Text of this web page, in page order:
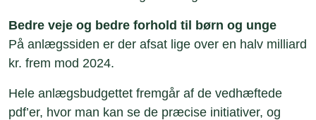
Bedre veje og bedre forhold til børn og unge
På anlægssiden er der afsat lige over en halv milliard
kr. frem mod 2024.
Hele anlægsbudgettet fremgår af de vedhæftede
pdf’er, hvor man kan se de præcise initiativer, og